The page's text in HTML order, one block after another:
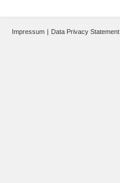
Impressum | Data Privacy Statement